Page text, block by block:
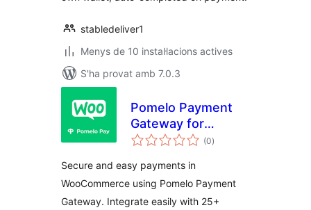
stabledeliver1
Menys de 10 instal·lacions actives
S'ha provat amb 7.0.3
Pomelo Payment
Gateway for
WooCommerce
(0puntuacions
totals
)
Secure and easy payments in
WooCommerce using Pomelo Payment
Gateway. Integrate easily with 25+